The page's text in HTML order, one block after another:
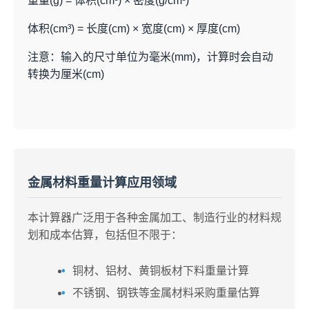
体积(cm³) = 长度(cm) × 宽度(cm) × 厚度(cm)
注意：输入的尺寸单位为毫米(mm)，计算时会自动
转换为厘米(cm)
金属材料重量计算应用领域
本计算器广泛用于各种金属加工、制造行业的材料规
划和成本估算，包括但不限于：
铜材、铝材、黄铜板材下料重量计算
不锈钢、钢铁等金属材料采购重量估算